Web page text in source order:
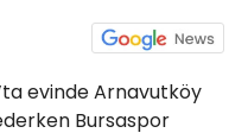
evinde Arnavutköy
Bursaspor